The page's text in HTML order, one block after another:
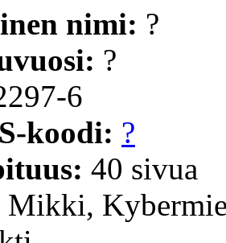
nimi: ?
?
6
koodi: ?
40 sivua
Mikki,